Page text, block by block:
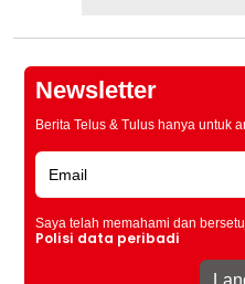
Newsletter
Berita Telus & Tulus hanya untuk
Saya telah memahami dan
Polisi data peribadi